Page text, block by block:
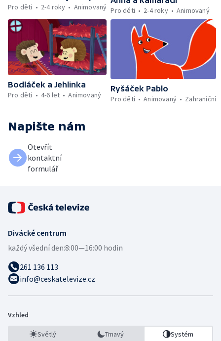
Pro děti
2-4 roky Animovaný Pro děti
2-4 roky Animovaný
Bodláček a Jehlinka
Pro děti
4-6 let Animovaný
Ryšáček Pablo
Pro děti
Animovaný Zahraniční
Napište nám
Otevřít
kontaktní
formulář
Divácké centrum
každý všední den:8:00—16:00 hodin
261 136 113
info@ceskatelevize.cz
Vzhled
Světlý Tmavý Systém